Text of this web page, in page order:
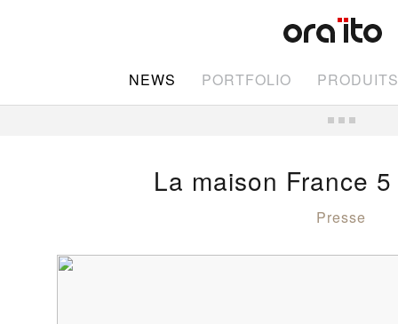
NEWS PORTFOLIO PRODUITS
La maison France 5
Presse